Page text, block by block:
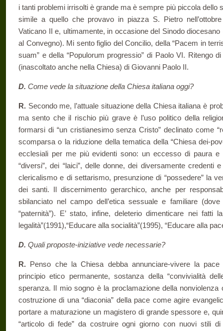
i tanti problemi irrisolti è grande ma è sempre più piccola dello
simile a quello che provavo in piazza S. Pietro
Vaticano II e, ultimamente, in occasione del Sinodo diocesano
al Convegno). Mi sento figlio del Concilio, della “Pacem in
suam” e della “Populorum progressio” di Paolo VI. Ritengo
(inascoltato anche nella Chiesa) di Giovanni Paolo II.
D. Come vede la situazione della Chiesa italiana oggi?
R. Secondo me, l’attuale situazione della Chiesa italiana è
ma sento che il rischio più grave è l’uso politico della
formarsi di “un cristianesimo senza Cristo” declinato come
scomparsa o la riduzione della tematica della “Chiesa dei-
ecclesiali per me più evidenti sono: un eccesso di paura e
“diversi”, dei “laici”, delle donne, dei diversamente credenti
clericalismo e di settarismo, presunzione di “possedere” la
dei santi. Il discernimento gerarchico, anche per
sbilanciato nel campo dell’etica sessuale e familiare
“paternità”). E’ stato, infine, deleterio dimenticare nei fatti
legalità”(1991),“Educare alla socialità”(1995), “Educare alla
D. Quali proposte-iniziative vede necessarie?
R. Penso che la Chiesa debba annunciare-vivere la
principio etico permanente, sostanza della “convivialità
speranza. Il mio sogno è la proclamazione della
costruzione di una “diaconia” della pace come agire
portare a maturazione un magistero di grande spessore e,
“articolo di fede” da costruire ogni giorno con nuovi stili